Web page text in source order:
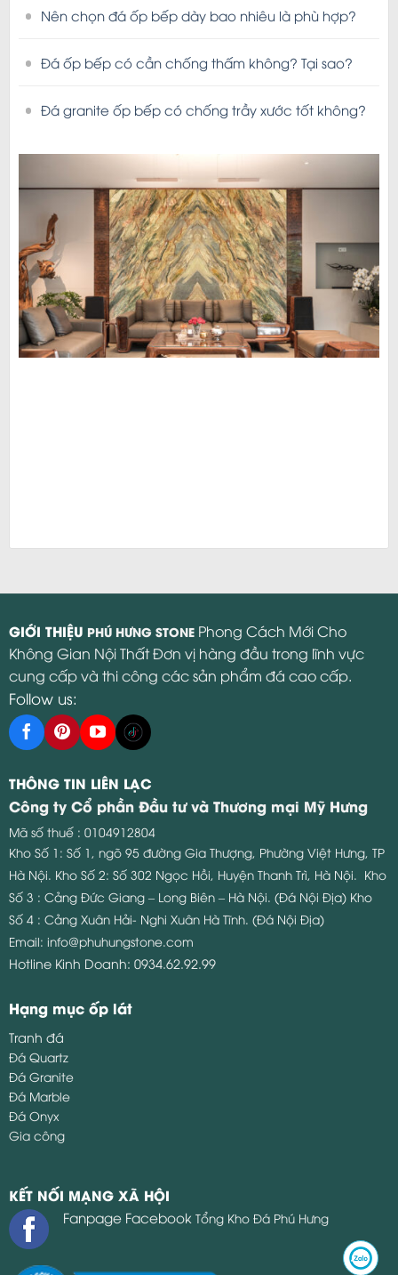
Nên chọn đá ốp bếp dày bao nhiêu là phù hợp?
Đá ốp bếp có cần chống thấm không? Tại sao?
Đá granite ốp bếp có chống trầy xước tốt không?
GIỚI THIỆU PHÚ HƯNG STONE Phong Cách Mới Cho
Không Gian Nội Thất Đơn vị hàng đầu trong lĩnh vực
cung cấp và thi công các sản phẩm đá cao cấp.
Follow us:
THÔNG TIN LIÊN LẠC
Công ty Cổ phần Đầu tư và Thương mại Mỹ Hưng
Mã số thuế : 0104912804
Kho Số 1: Số 1, ngõ 95 đường Gia Thượng, Phường Việt Hưng, TP
Hà Nội. Kho Số 2: Số 302 Ngọc Hồi, Huyện Thanh Trì, Hà Nội. Kho
Số 3 : Cảng Đức Giang – Long Biên – Hà Nội. (Đá Nội Địa) Kho
Số 4 : Cảng Xuân Hải- Nghi Xuân Hà Tĩnh. (Đá Nội Địa)
Email: info@phuhungstone.com
Hotline Kinh Doanh: 0934.62.92.99
Hạng mục ốp lát
Tranh đá
Đá Quartz
Đá Granite
Đá Marble
Đá Onyx
Gia công
KẾT NỐI MẠNG XÃ HỘI
Fanpage Facebook Tổng Kho Đá Phú Hưng